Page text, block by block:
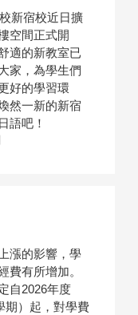
新宿校近日擴
空間正式開
適的新教室已
家，為學生們
好的學習環
然一新的新宿
語吧！
漲的影響，學
費有所增加。
自2026年度
期）起，對學費